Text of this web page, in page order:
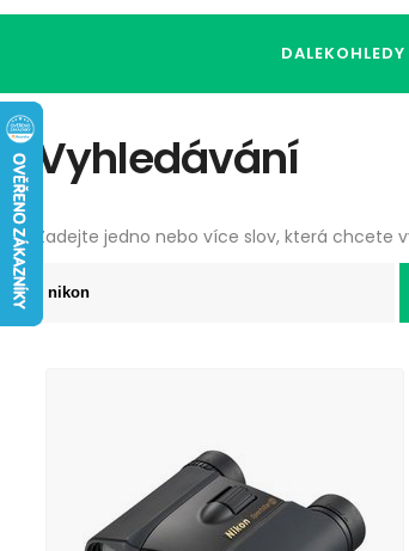
DALEKOHLEDY
Vyhledávání
Zadejte jedno nebo více slov, která chcete